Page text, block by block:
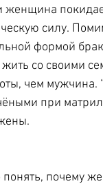
женщина
силу.
формой
жить со
чем мужчина.
при
понять, почему